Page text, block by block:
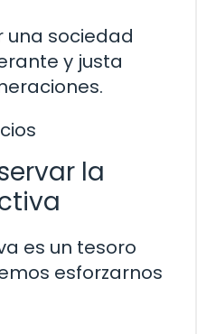
una sociedad
y justa
la
es un tesoro
esforzarnos